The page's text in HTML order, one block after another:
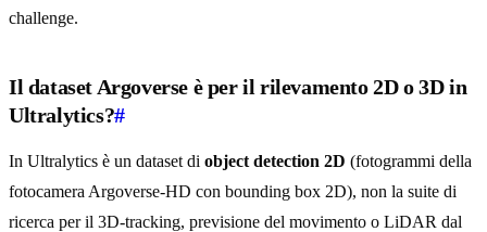
challenge.
Il dataset Argoverse è per il rilevamento 2D o 3D in
Ultralytics?#
In Ultralytics è un dataset di object detection 2D (fotogrammi della
fotocamera Argoverse-HD con bounding box 2D), non la suite di
ricerca per il 3D-tracking, previsione del movimento o LiDAR dal